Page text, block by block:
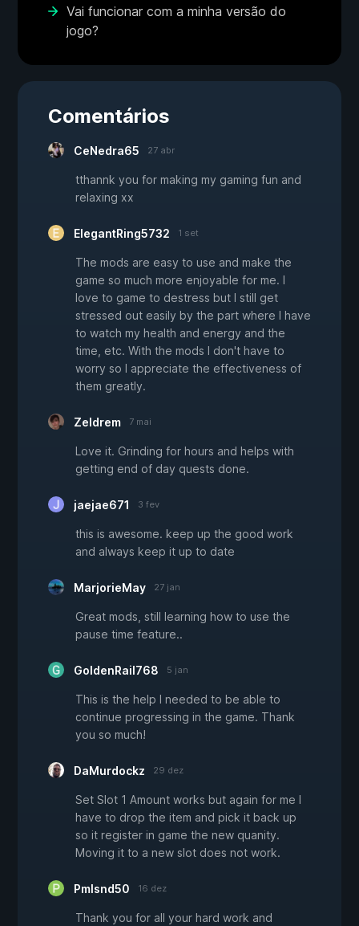
Vai funcionar com a minha versão do
jogo?
Comentários
CeNedra65 27 abr
tthannk you for making my gaming fun and
relaxing xx
ElegantRing5732 1 set
The mods are easy to use and make the
game so much more enjoyable for me. I
love to game to destress but I still get
stressed out easily by the part where I have
to watch my health and energy and the
time, etc. With the mods I don't have to
worry so I appreciate the effectiveness of
them greatly.
Zeldrem 7 mai
Love it. Grinding for hours and helps with
getting end of day quests done.
jaejae671 3 fev
this is awesome. keep up the good work
and always keep it up to date
MarjorieMay 27 jan
Great mods, still learning how to use the
pause time feature..
GoldenRail768 5 jan
This is the help I needed to be able to
continue progressing in the game. Thank
you so much!
DaMurdockz 29 dez
Set Slot 1 Amount works but again for me I
have to drop the item and pick it back up
so it register in game the new quanity.
Moving it to a new slot does not work.
Pmlsnd50 16 dez
Thank you for all your hard work and